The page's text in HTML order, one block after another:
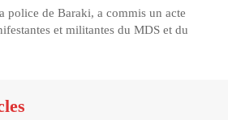
police de Baraki, a commis un acte
et militantes du MDS et du